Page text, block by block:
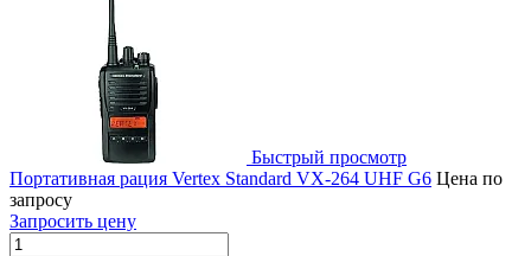
Быстрый просмотр
Портативная рация Vertex Standard VX-264 UHF G6 Цена по
запросу
Запросить цену